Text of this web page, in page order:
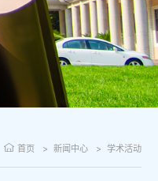
首页 新闻中心 学术活动